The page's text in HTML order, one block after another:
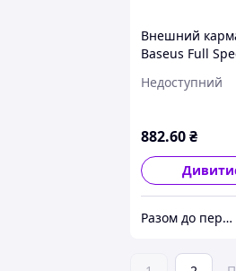
Внешний
Baseus Full
Enclosure(Type-
problems-
Недоступний
882.60₴
Разом до перемоги! DV Studio